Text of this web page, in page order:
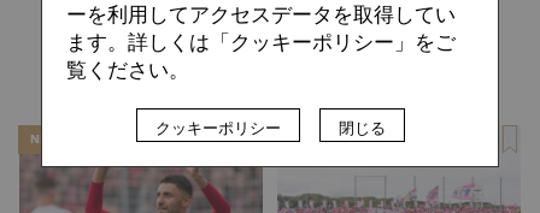
関連記事
NEWS SPECIAL
ーを利用してアクセスデータを取得してい
ます。詳しくは「クッキーポリシー」をご
覧ください。
クッキーポリシー 閉じる